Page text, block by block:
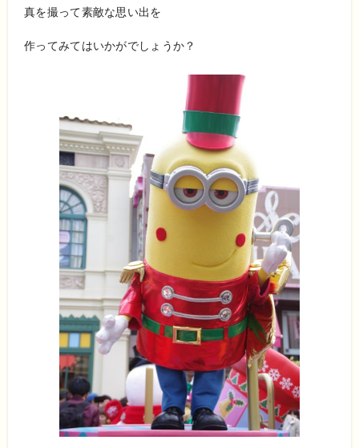
真を撮って素敵な思い出を
作ってみてはいかがでしょうか？